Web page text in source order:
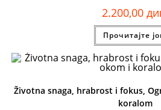
2.200,00
Прочитајте
Životna snaga, hrabrost i fokus,
koralom